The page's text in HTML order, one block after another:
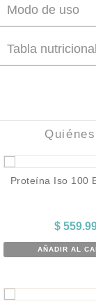
Modo de uso
Tabla nutricional
Proteína Iso 100
$
AÑADIR AL